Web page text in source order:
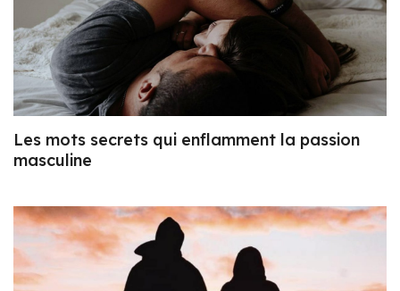
Les mots secrets qui enflamment la passion
masculine